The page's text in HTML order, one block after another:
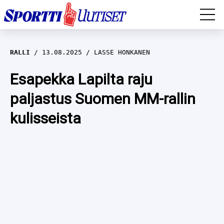
EM-YLEISURHEILU
JÄÄKIEKKO
YLEISURHEILU
WILMA HELTELÄ
TALVILAJIT
RALLI 13.08.2025 LASSE HONKANEN
Esapekka Lapilta raju
paljastus Suomen MM-rallin
kulisseista